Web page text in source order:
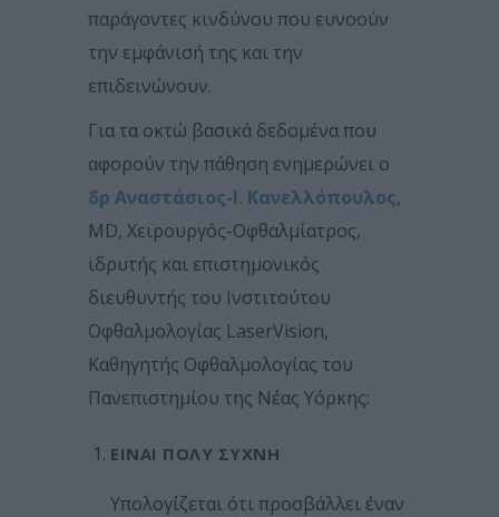
παράγοντες κινδύνου που ευνοούν
την εμφάνισή της και την
επιδεινώνουν.
Για τα οκτώ βασικά δεδομένα που
αφορούν την πάθηση ενημερώνει ο
δρ Αναστάσιος-Ι. Κανελλόπουλος,
MD, Xειρουργός-Οφθαλμίατρος,
ιδρυτής και επιστημονικός
διευθυντής του Ινστιτούτου
Οφθαλμολογίας LaserVision,
Καθηγητής Οφθαλμολογίας του
Πανεπιστημίου της Νέας Υόρκης:
ΕΊΝΑΙ ΠΟΛΎ ΣΥΧΝΉ
Υπολογίζεται ότι προσβάλλει έναν